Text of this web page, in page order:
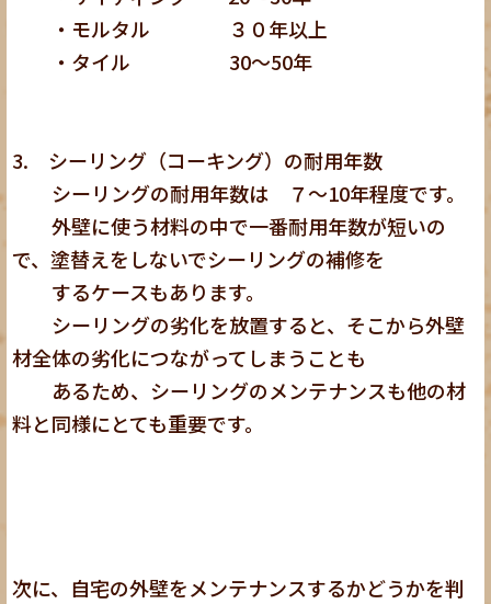
・モルタル ３０年以上
・タイル 30～50年
3. シーリング（コーキング）の耐用年数
シーリングの耐用年数は ７～10年程度です。
外壁に使う材料の中で一番耐用年数が短いの
で、塗替えをしないでシーリングの補修を
するケースもあります。
シーリングの劣化を放置すると、そこから外壁
材全体の劣化につながってしまうことも
あるため、シーリングのメンテナンスも他の材
料と同様にとても重要です。
次に、自宅の外壁をメンテナンスするかどうかを判